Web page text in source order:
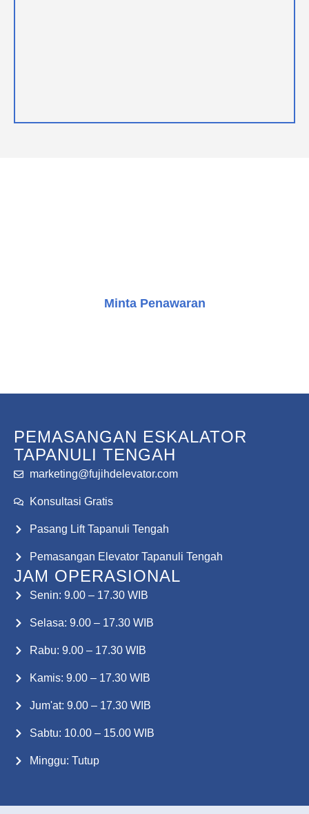
Minta Penawaran
PEMASANGAN ESKALATOR
TAPANULI TENGAH
marketing@fujihdelevator.com
Konsultasi Gratis
Pasang Lift Tapanuli Tengah
Pemasangan Elevator Tapanuli Tengah
JAM OPERASIONAL
Senin: 9.00 – 17.30 WIB
Selasa: 9.00 – 17.30 WIB
Rabu: 9.00 – 17.30 WIB
Kamis: 9.00 – 17.30 WIB
Jum'at: 9.00 – 17.30 WIB
Sabtu: 10.00 – 15.00 WIB
Minggu: Tutup